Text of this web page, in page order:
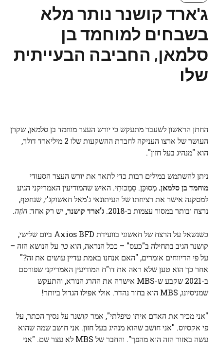
ג'ארד קושנר נותר מלא
בשבחים למוחמד בן
סלמאן, החביבה הבעייתית
שלו
החתן הראשון לשעבר מתעקש כי יורש העצר מוחמד בן סלמאן, שקרן
העושר של ארצו העניקה לחברת ההשקעות שלו 2 מיליארד דולר,
הוא "מנהיג בעל חזון".
ניתן להשתמש במילים רבות כדי לתאר את יורש העצר הסעודי
מוחמד בן סלמאן. מְסוּכָּן. סַמְכוּתִי. האיש שהמודיעין האמריקני הגיע
למסקנה אישר את רציחתו של העיתונאי ג'מאל חאשוקג'י, שנחטף,
נרצח ובותר במסור עצמות ב-2018.
ג'ארד קושנר, יש רק אחד: חוֹזֶה.
כשנשאל על הרצח של חאשוגי בוועידת Axios BFD ביום שלישי,
קושנר הגיב בתחילה ב"כעס" – ככל הנראה, הואכך על הנושא הזה –
על פי הדיווחים אומרים, "האם אנחנו באמת עדיין עושים את זה?"
אחר כך הוא טען שלא ראה את דו"ח המודיעין האמריקני שפורסם
ב-2021 שקבע ש-MBS אישרה את ההרג הנורא, והתעקש
שמניסיונו, MBS הוא בחור נהדר. אולי אפילו הגדול ביותר!
"אני מכיר את האדם איתו טיפלתי", אמר קושנר על נסיך הכתר, על
פי אקסיוס. "אני חושב שהוא מנהיג בעל חזון. אני חושב שמה שהוא
עשה באזור הזה הוא מהפך". והחבר של MBS לא עצר שם. "אני